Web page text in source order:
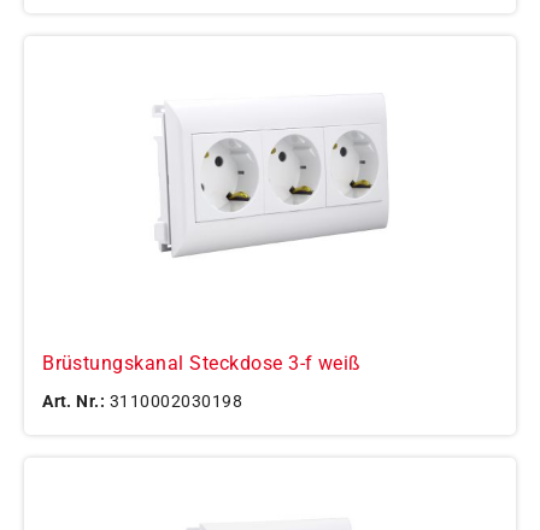
Brüstungskanal Steckdose 3-f weiß
Art. Nr.: 3110002030198